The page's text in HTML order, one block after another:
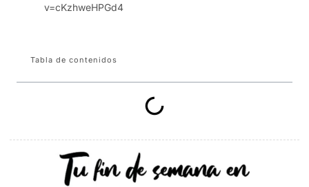
v=cKzhweHPGd4
Tabla de contenidos